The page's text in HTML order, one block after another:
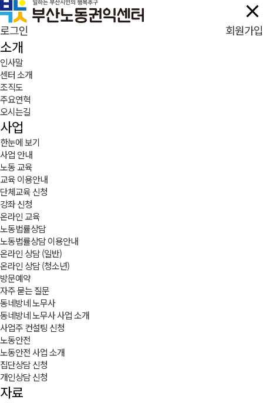
로그인 회원가입
소개
인사말
센터 소개
조직도
주요연혁
오시는길
사업
한눈에 보기
사업 안내
노동 교육
교육 이용안내
단체교육 신청
강좌 신청
온라인 교육
노동법률상담
노동법률상담 이용안내
온라인 상담 (일반)
온라인 상담 (청소년)
방문예약
자주 묻는 질문
동네방네 노무사
동네방네 노무사 사업 소개
사업주 컨설팅 신청
노동안전
노동안전 사업 소개
집단상담 신청
개인상담 신청
자료